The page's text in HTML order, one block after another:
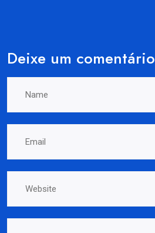
Deixe um comentário